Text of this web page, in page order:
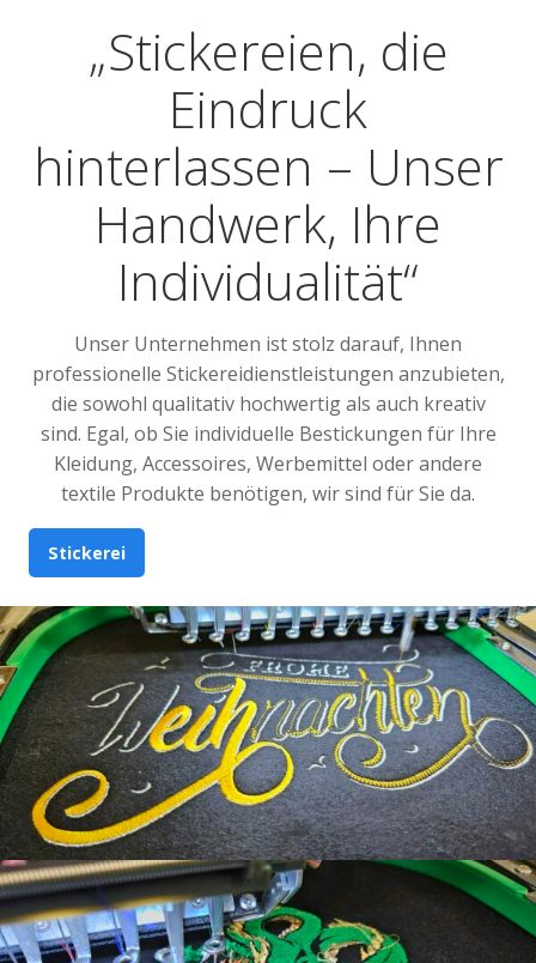
„Stickereien, die
Eindruck
hinterlassen – Unser
Handwerk, Ihre
Individualität“
Unser Unternehmen ist stolz darauf, Ihnen
professionelle Stickereidienstleistungen anzubieten,
die sowohl qualitativ hochwertig als auch kreativ
sind. Egal, ob Sie individuelle Bestickungen für Ihre
Kleidung, Accessoires, Werbemittel oder andere
textile Produkte benötigen, wir sind für Sie da.
Stickerei